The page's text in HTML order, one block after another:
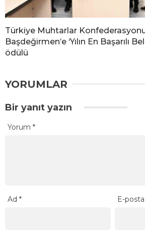
Türkiye Muhtarlar
Başdeğirmen’e ‘Yılın En Başarılı
ödülü
YORUMLAR
Bir yanıt yazın
Yorum *
Ad * E-